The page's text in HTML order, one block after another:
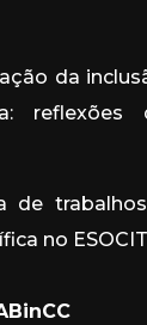
da
de
no